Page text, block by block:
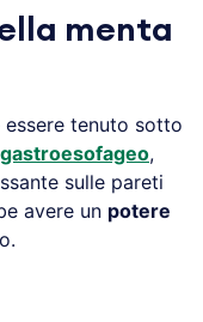
menta
essere tenuto sotto
,
sulle pareti
avere un potere